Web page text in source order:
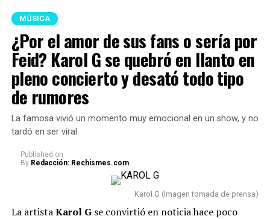
MÚSICA
¿Por el amor de sus fans o sería por
Feid? Karol G se quebró en llanto en
pleno concierto y desató todo tipo
de rumores
La famosa vivió un momento muy emocional en un show, y no
tardó en ser viral.
Published on
By Redacción: Rechismes.com
Karol G (Imagen tomada de prensa)
La artistaKarol Gse convirtió en noticia hace poco